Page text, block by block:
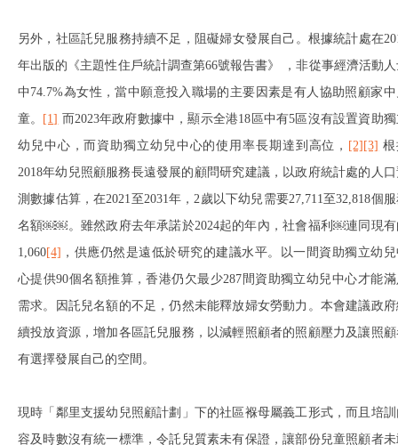
另外，社區託兒服務持續不足，阻礙婦女發展自己。根據統計處在
年出版的《主題性住戶統計調查第66號報告書》 ，非從事經濟活動
中74.7%為女性，當中願意投入職場的主要因素是有人協助照顧家
童。 [1] 而2023年政府數據中，顯示全港18區中有5區沒有設置資助
幼兒中心，而資助獨立幼兒中心的使用率長期達到高位， [2][3] 根
2018年幼兒照顧服務長遠發展的顧問研究建議，以政府統計處的人
測數據估算，在2021至2031年，2歲以下幼兒需要27,711至32,818個
名額￼￼。雖然政府去年承諾於2024起的年內，社會福利￼連同現有
1,060[4] ，供應仍然是遠低於研究的建議水平。以一間資助獨立幼
心提供90個名額推算，香港仍欠最少287間資助獨立幼兒中心才能
需求。因託兒名額的不足，仍然未能釋放婦女勞動力。本會建議政
續投放資源，增加各區託兒服務，以減輕照顧者的照顧壓力及讓照
有選擇發展自己的空間。
現時「鄰里支援幼兒照顧計劃」下的社區褓母屬義工形式，而且培
容及時數沒有統一標準，令託兒質素未有保證，讓部份兒童照顧者